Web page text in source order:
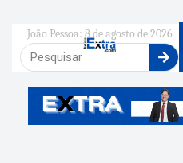
João Pessoa: 8 de agosto de 2026